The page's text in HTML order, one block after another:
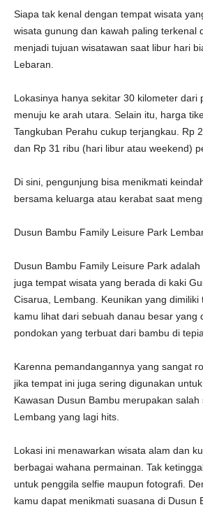
Siapa tak kenal dengan tempat wisata
wisata gunung dan kawah paling terkenal
menjadi tujuan wisatawan saat libur hari
Lebaran.
Lokasinya hanya sekitar 30 kilometer dari
menuju ke arah utara. Selain itu, harga
Tangkuban Perahu cukup terjangkau. Rp
dan Rp 31 ribu (hari libur atau weekend)
Di sini, pengunjung bisa menikmati
bersama keluarga atau kerabat saat
Dusun Bambu Family Leisure Park
Dusun Bambu Family Leisure Park
juga tempat wisata yang berada di kaki
Cisarua, Lembang. Keunikan yang dimiliki
kamu lihat dari sebuah danau besar yang
pondokan yang terbuat dari bambu di
Karenna pemandangannya yang sangat
jika tempat ini juga sering digunakan
Kawasan Dusun Bambu merupakan
Lembang yang lagi hits.
Lokasi ini menawarkan wisata alam dan
berbagai wahana permainan. Tak
untuk penggila selfie maupun fotografi.
kamu dapat menikmati suasana di Dusun